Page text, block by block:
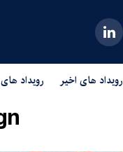
رویداد های اخیر رویداد